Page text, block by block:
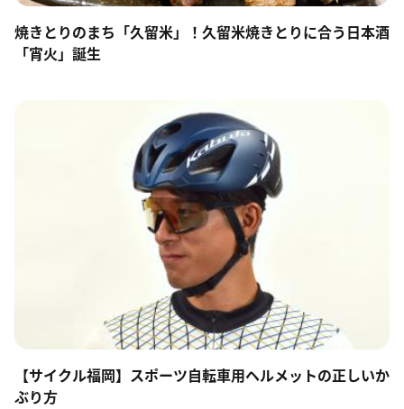
焼きとりのまち「久留米」！久留米焼きとりに合う日本酒
「宵火」誕生
【サイクル福岡】スポーツ自転車用ヘルメットの正しいか
ぶり方